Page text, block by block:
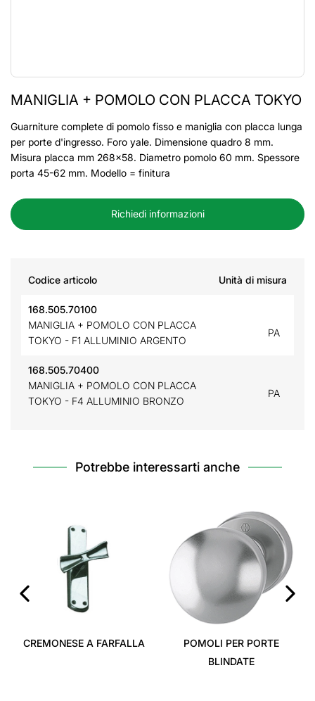
MANIGLIA + POMOLO CON PLACCA TOKYO
Guarniture complete di pomolo fisso e maniglia con placca lunga
per porte d'ingresso. Foro yale. Dimensione quadro 8 mm.
Misura placca mm 268x58. Diametro pomolo 60 mm. Spessore
porta 45-62 mm. Modello = finitura
Richiedi informazioni
Codice articolo Unità di misura
168.505.70100
MANIGLIA + POMOLO CON PLACCA
TOKYO - F1 ALLUMINIO ARGENTO
PA
168.505.70400
MANIGLIA + POMOLO CON PLACCA
TOKYO - F4 ALLUMINIO BRONZO
PA
Potrebbe interessarti anche
CREMONESE A FARFALLA
POMOLI PER PORTE
BLINDATE